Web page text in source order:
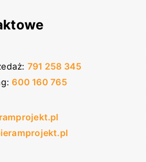
: 791 258 345
: 600 160 765